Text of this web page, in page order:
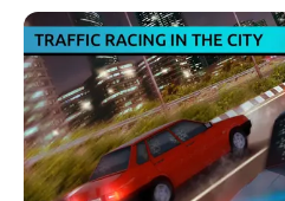
Скриншоты